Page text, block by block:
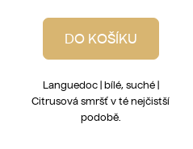
DO KOŠÍKU
Languedoc | bílé, suché |
Citrusová smršť v té nejčistší
podobě.